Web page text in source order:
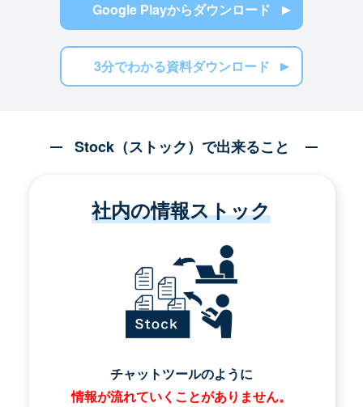
Google Playからダウンロード
3分でわかる資料ダウンロード
Stock（ストック）で出来ること
社内の情報ストック
チャットツールのように
情報が流れていくことがありません。